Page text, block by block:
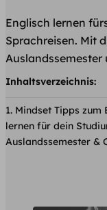
Englisch lernen
Sprachreisen. Mit
Auslandssemester
Inhaltsverzeichnis:
Mindset Tipps zum
lernen für dein
Auslandssemester &